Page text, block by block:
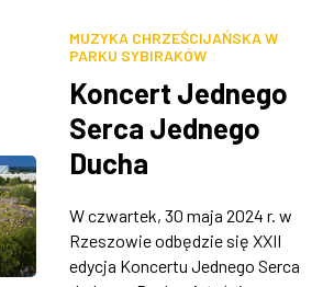
MUZYKA CHRZEŚCIJAŃSKA W
PARKU SYBIRAKÓW
Koncert Jednego
Serca Jednego
Ducha
W czwartek, 30 maja 2024 r. w
Rzeszowie odbędzie się XXII
edycja Koncertu Jednego Serca